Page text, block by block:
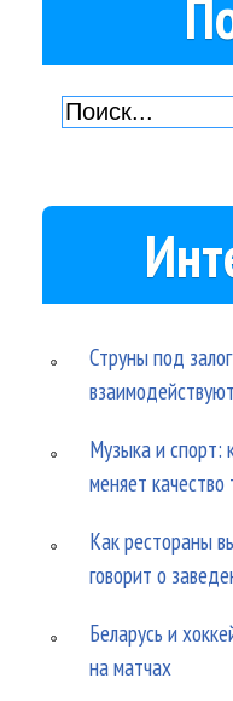
Струны под
Музыка и спорт:
меняет качество
Как рестораны
говорит о
Беларусь и
на матчах